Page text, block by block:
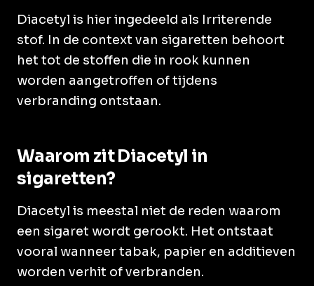
Diacetyl is hier ingedeeld als Irriterende
stof. In de context van sigaretten behoort
het tot de stoffen die in rook kunnen
worden aangetroffen of tijdens
verbranding ontstaan.
Waarom zit Diacetyl in
sigaretten?
Diacetyl is meestal niet de reden waarom
een sigaret wordt gerookt. Het ontstaat
vooral wanneer tabak, papier en additieven
worden verhit of verbranden.